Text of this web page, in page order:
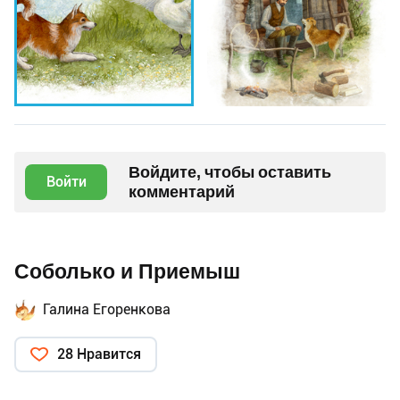
Войти
Войдите, чтобы оставить
комментарий
Соболько и Приемыш
Галина Егоренкова
28 Нравится